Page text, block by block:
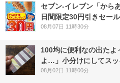
セブン‐イレブン「から
日間限定30円引きセー
08月07日 11時30分
100均に便利なの出た
よ…」小分けにしてス
08月02日 11時00分